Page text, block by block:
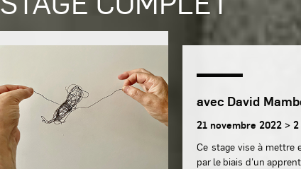
avec David
21 novembre 2022 >
Ce stage vise à mettre
par le biais d’un